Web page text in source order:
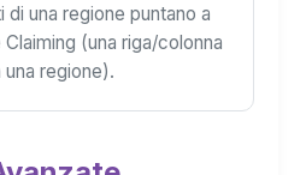
di una regione puntano a
(una riga/colonna
regione).